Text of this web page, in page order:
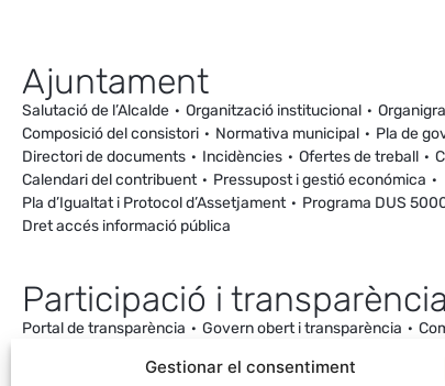
Gestionar el consentiment
Ajuntament
Salutació de l’Alcalde Organització institucional
Composició del consistori
Normativa municipal Pla de
Directori de documents
Incidències Ofertes de treball
Calendari del contribuent
Pressupost i gestió económica
Pla d’Igualtat i Protocol d’Assetjament
Programa DUS
Dret accés informació pública
Participació i transparència
Portal de transparència Govern obert i transparència
Processos
Canal de denúncies Comunitat local d’energia